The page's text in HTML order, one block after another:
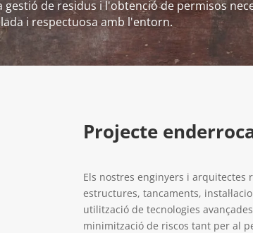
de residus i l'obtenció de permisos
i respectuosa amb l'entorn.
Projecte
Els nostres enginyers i
estructures, tancaments,
utilització de tecnologies
minimització de riscos tant per al